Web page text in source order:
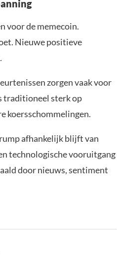
voor de memecoin.
Nieuwe positieve
zorgen vaak voor
traditioneel sterk op
koersschommelingen.
afhankelijk blijft van
technologische vooruitgang
door nieuws, sentiment